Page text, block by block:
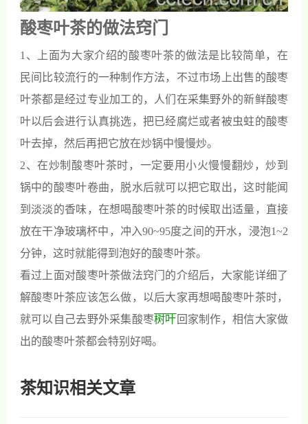
酸枣叶茶的做法窍门
1、上面为大家介绍的酸枣叶茶的做法是比较简单，在
民间比较流行的一种制作方法，不过市场上出售的酸枣
叶茶都是经过专业加工的，人们在采集野外的新鲜酸枣
叶以后会进行认真挑选，把已经腐烂或者被虫蛀的酸枣
叶去掉，然后再把它放在炒锅中慢慢炒。
2、在炒制酸枣叶茶时，一定要用小火慢慢翻炒，炒到
锅中的酸枣叶卷曲，脱水后就可以把它取出，这时能闻
到淡淡的香味，在想喝酸枣叶茶的时候取出适量，直接
放在干净玻璃杯中，冲入90~95度之间的开水，浸泡1~2
分钟，这时就能得到泡好的酸枣叶茶。
看过上面对酸枣叶茶做法窍门的介绍后，大家能详细了
解酸枣叶茶应该怎么做，以后大家再想喝酸枣叶茶时，
就可以自己去野外采集酸枣树叶 回家制作，相信大家做
出的酸枣叶茶都会特别好喝。
茶知识相关文章